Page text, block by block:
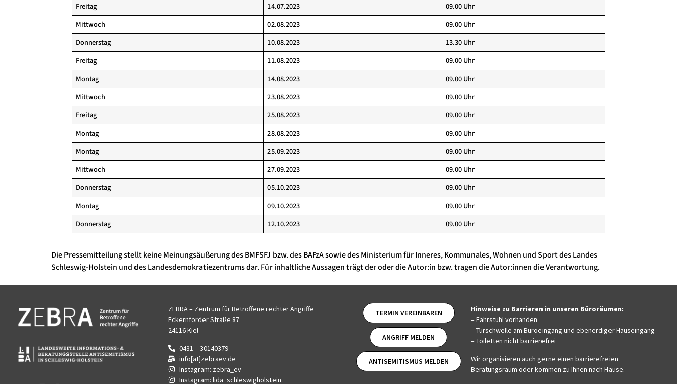
Freitag
14.07.2023
09.00 Uhr
Mittwoch
02.08.2023
09.00 Uhr
Donnerstag
10.08.2023
13.30 Uhr
Freitag
11.08.2023
09.00 Uhr
Montag
14.08.2023
09.00 Uhr
Mittwoch
23.08.2023
09.00 Uhr
Freitag
25.08.2023
09.00 Uhr
Montag
28.08.2023
09.00 Uhr
Montag
25.09.2023
09.00 Uhr
Mittwoch
27.09.2023
09.00 Uhr
Donnerstag
05.10.2023
09.00 Uhr
Montag
09.10.2023
09.00 Uhr
Donnerstag
12.10.2023 09.00 Uhr
Die Pressemitteilung stellt keine Meinungsäußerung des BMFSFJ bzw. des BAFzA sowie des Ministerium für Inneres, Kommunales, Wohnen und Sport des Landes
Schleswig-Holstein und des Landesdemokratiezentrums dar. Für inhaltliche Aussagen trägt der oder die Autor:in bzw. tragen die Autor:innen die Verantwortung.
ZEBRA – Zentrum für Betroffene rechter Angriffe
Eckernförder Straße 87
24116 Kiel
0431 – 30140379
info[at]zebraev.de
Instagram: zebra_ev
Instagram: lida_schleswigholstein
TERMIN VEREINBAREN
ANGRIFF MELDEN
ANTISEMITISMUS MELDEN
Hinweise zu Barrieren in unseren Büroräumen:
– Fahrstuhl vorhanden
– Türschwelle am Büroeingang und ebenerdiger Hauseingang
– Toiletten nicht barrierefrei
Wir organisieren auch gerne einen barrierefreien
Beratungsraum oder kommen zu Ihnen nach Hause.